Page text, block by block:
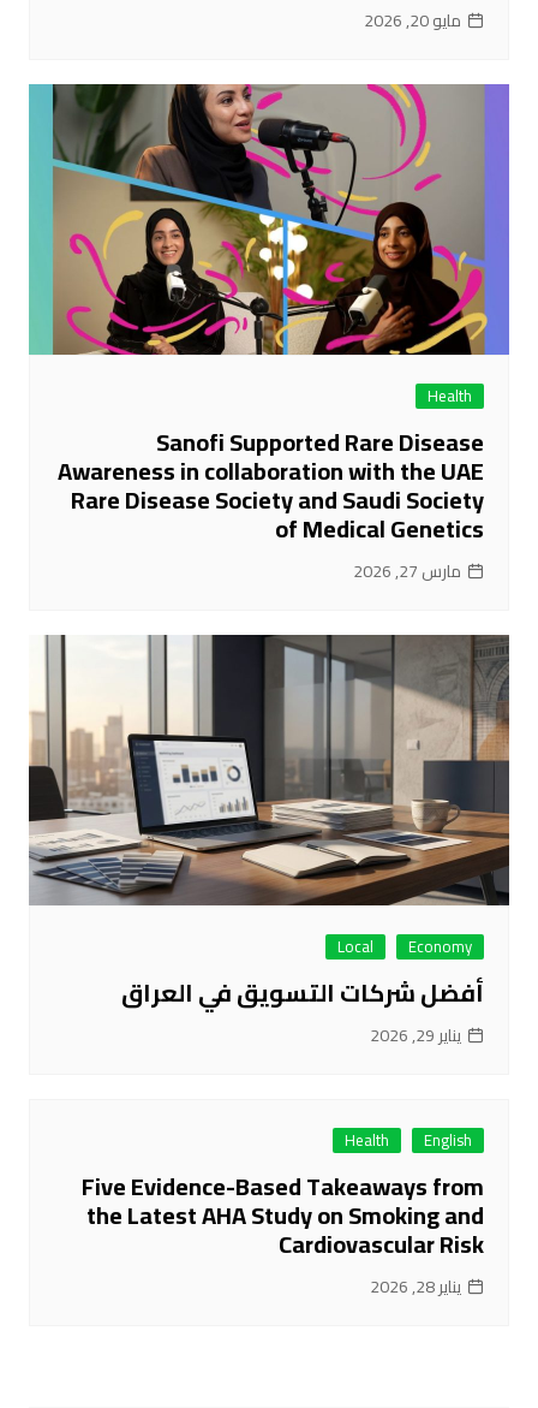
مايو 20, 2026
Health
Sanofi Supported Rare Disease
Awareness in collaboration with the UAE
Rare Disease Society and Saudi Society
of Medical Genetics
مارس 27, 2026
Economy
Local
أفضل شركات التسويق في العراق
يناير 29, 2026
English
Health
Five Evidence-Based Takeaways from
the Latest AHA Study on Smoking and
Cardiovascular Risk
يناير 28, 2026